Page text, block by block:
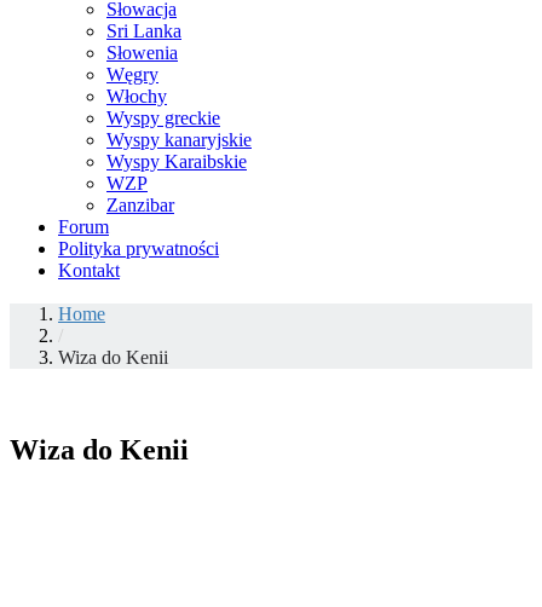
Słowacja
Sri Lanka
Słowenia
Węgry
Włochy
Wyspy greckie
Wyspy kanaryjskie
Wyspy Karaibskie
WZP
Zanzibar
Forum
Polityka prywatności
Kontakt
Home
/
Wiza do Kenii
Wiza do Kenii